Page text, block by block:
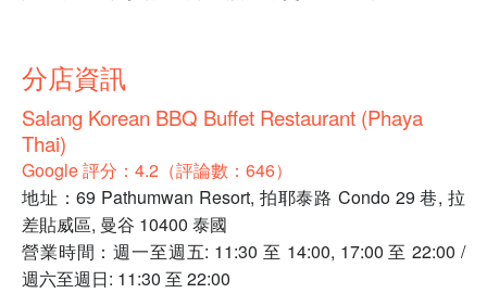
分店資訊
Salang Korean BBQ Buffet Restaurant (Phaya
Thai)
Google 評分：4.2（評論數：646）
地址：69 Pathumwan Resort, 拍耶泰路 Condo 29 巷, 拉
差貼威區, 曼谷 10400 泰國
營業時間：週一至週五: 11:30 至 14:00, 17:00 至 22:00 /
週六至週日: 11:30 至 22:00